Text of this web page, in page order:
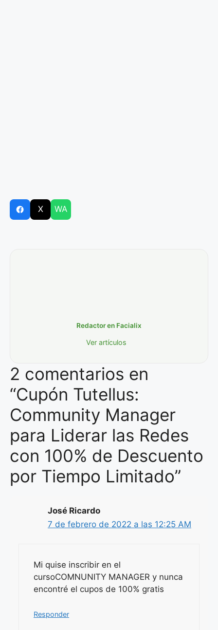
X WA
Redactor en Facialix
Ver artículos
2 comentarios en
“Cupón Tutellus:
Community Manager
para Liderar las Redes
con 100% de Descuento
por Tiempo Limitado”
José Ricardo
7 de febrero de 2022 a las 12:25 AM
Mi quise inscribir en el
cursoCOMNUNITY MANAGER y nunca
encontré el cupos de 100% gratis
Responder